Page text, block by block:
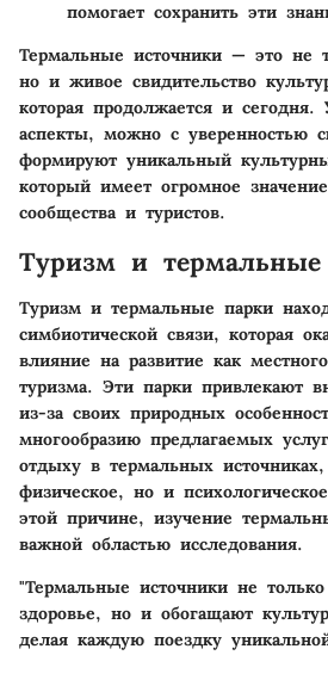
помогает сохранить эти
Термальные источники — это не
но и живое свидительство
которая продолжается и сегодня.
аспекты, можно с уверенностью
формируют уникальный
который имеет огромное
сообщества и туристов.
Туризм и
Туризм и термальные парки
симбиотической связи, которая
влияние на развитие как
туризма. Эти парки привлекают
из-за своих природных
многообразию предлагаемых
отдыху в термальных
физическое, но и
этой причине, изучение
важной областью исследования.
"Термальные источники не
здоровье, но и обогащают
делая каждую поездку